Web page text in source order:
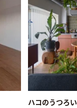
ハコのうつろい